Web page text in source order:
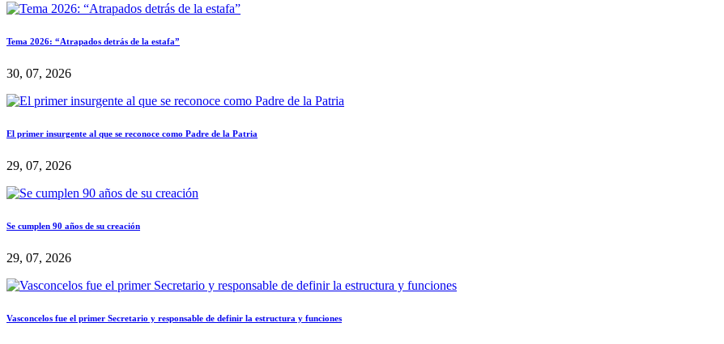
Tema 2026: “Atrapados detrás de la estafa”
30, 07, 2026
El primer insurgente al que se reconoce como Padre de la Patria
29, 07, 2026
Se cumplen 90 años de su creación
29, 07, 2026
Vasconcelos fue el primer Secretario y responsable de definir la estructura y funciones